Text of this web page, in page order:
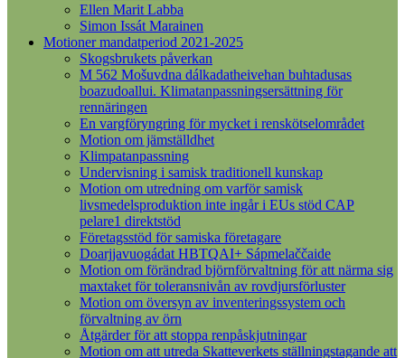
Ellen Marit Labba
Simon Issát Marainen
Motioner mandatperiod 2021-2025
Skogsbrukets påverkan
M 562 Mošuvdna dálkadatheivehan buhtadusas
boazudoallui. Klimatanpassningsersättning för
rennäringen
En vargföryngring för mycket i renskötselområdet
Motion om jämställdhet
Klimpatanpassning
Undervisning i samisk traditionell kunskap
Motion om utredning om varför samisk
livsmedelsproduktion inte ingår i EUs stöd CAP
pelare1 direktstöd
Företagsstöd för samiska företagare
Doarjjavuogádat HBTQAI+ Sápmelaččaide
Motion om förändrad björnförvaltning för att närma sig
maxtaket för toleransnivån av rovdjursförluster
Motion om översyn av inventeringssystem och
förvaltning av örn
Åtgärder för att stoppa renpåskjutningar
Motion om att utreda Skatteverkets ställningstagande att